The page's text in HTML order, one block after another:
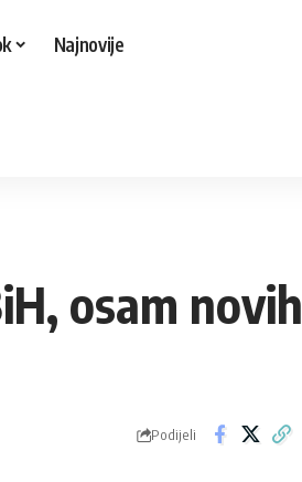
Najnovije
osam novih
Podijeli